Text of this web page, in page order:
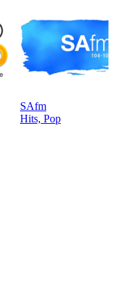
SAfm
Hits, Pop